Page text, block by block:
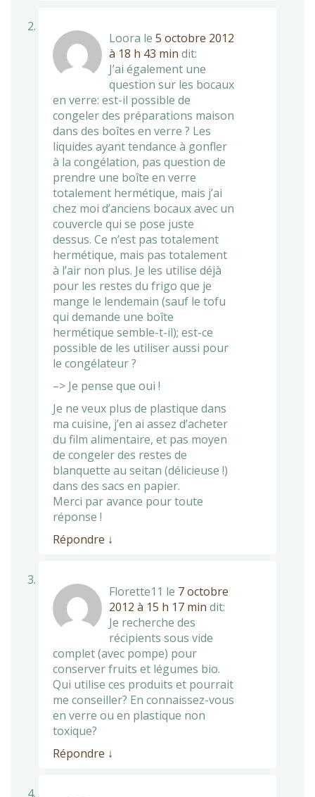
Loora le 5 octobre 2012
à 18 h 43 min dit:
J’ai également une
question sur les bocaux
en verre: est-il possible de
congeler des préparations maison
dans des boîtes en verre ? Les
liquides ayant tendance à gonfler
à la congélation, pas question de
prendre une boîte en verre
totalement hermétique, mais j’ai
chez moi d’anciens bocaux avec un
couvercle qui se pose juste
dessus. Ce n’est pas totalement
hermétique, mais pas totalement
à l’air non plus. Je les utilise déjà
pour les restes du frigo que je
mange le lendemain (sauf le tofu
qui demande une boîte
hermétique semble-t-il); est-ce
possible de les utiliser aussi pour
le congélateur ?
–> Je pense que oui !
Je ne veux plus de plastique dans
ma cuisine, j’en ai assez d’acheter
du film alimentaire, et pas moyen
de congeler des restes de
blanquette au seitan (délicieuse !)
dans des sacs en papier.
Merci par avance pour toute
réponse !
Répondre ↓
Florette11 le 7 octobre
2012 à 15 h 17 min dit:
Je recherche des
récipients sous vide
complet (avec pompe) pour
conserver fruits et légumes bio.
Qui utilise ces produits et pourrait
me conseiller? En connaissez-vous
en verre ou en plastique non
toxique?
Répondre ↓